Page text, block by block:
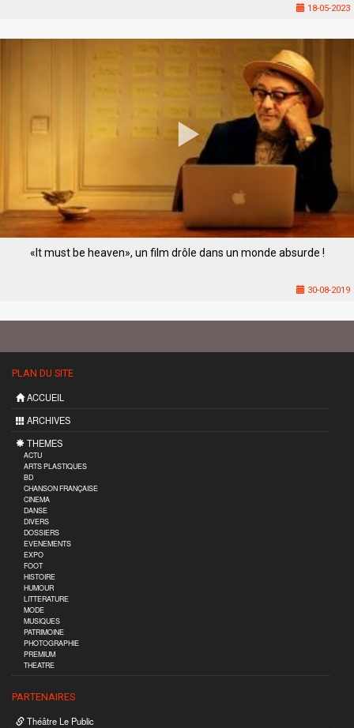
18-05-2023
«It must be heaven», un film drôle dans un monde absurde !
30-08-2019
PLAN DU SITE
ACCUEIL
ARCHIVES
THEMES
ACTU
ARTS PLASTIQUES
BD
CHANSON FRANÇAISE
CINEMA
DANSE
DIVERS
DOSSIERS
EVENEMENTS
EXPO
FOOT
HISTOIRE
HUMOUR
LITTERATURE
MODE
MUSIQUES
PATRIMOINE
PHOTOGRAPHIE
PREMIUM
THEATRE
PARTENAIRES
Théâtre Le Public